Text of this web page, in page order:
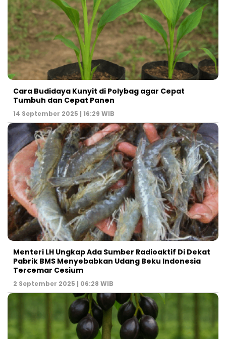
Cara Budidaya Kunyit di Polybag agar Cepat
Tumbuh dan Cepat Panen
14 September 2025 | 16:29 WIB
Menteri LH Ungkap Ada Sumber Radioaktif Di Dekat
Pabrik BMS Menyebabkan Udang Beku Indonesia
Tercemar Cesium
2 September 2025 | 06:28 WIB